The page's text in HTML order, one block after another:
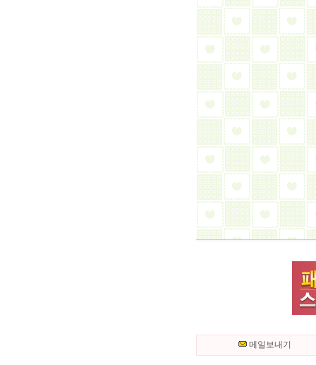
메일보내기